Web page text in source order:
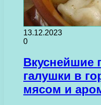
13.12.2023
0
Вкуснейшие
галушки в
мясом и